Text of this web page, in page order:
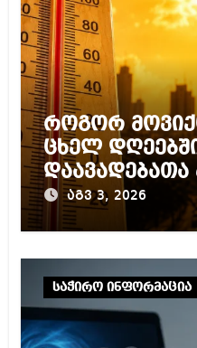
როგორ
ცხელ
ცენტრის
აგვ 3, 2026
საჭირო ინფორმაცია